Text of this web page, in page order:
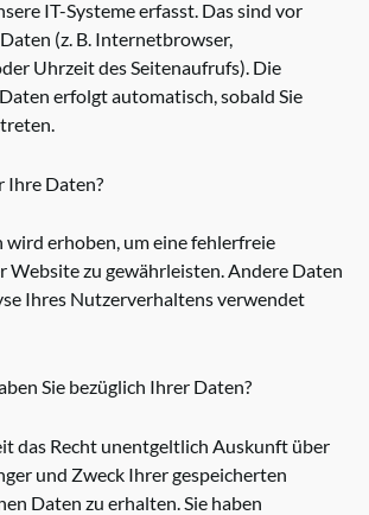
IT-Systeme erfasst. Das sind vor
(z. B. Internetbrowser,
Uhrzeit des Seitenaufrufs). Die
erfolgt automatisch, sobald Sie
Ihre Daten?
wird erhoben, um eine fehlerfreie
Website zu gewährleisten. Andere Daten
Ihres Nutzerverhaltens verwendet
Sie bezüglich Ihrer Daten?
das Recht unentgeltlich Auskunft über
und Zweck Ihrer gespeicherten
Daten zu erhalten. Sie haben